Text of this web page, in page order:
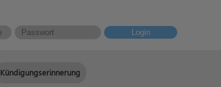
Login
Kündigungserinnerung